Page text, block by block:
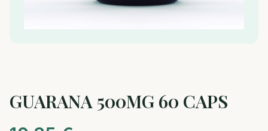
GUARANA 500MG 60 CAPS